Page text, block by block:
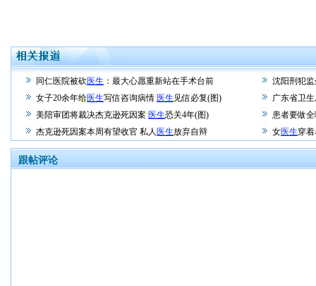
同仁医院被砍 医生 ：最大心愿重新站在手术台前
沈阳刑犯
女子20余年给医生写信咨询病情 医生 见信必复(图)
广东省卫
美陪审团将裁决杰克逊死因案 医生恐关4年(图)
患者要做
杰克逊死因案本周有望收官 私人 医生放弃自辩 女医生穿
跟帖评论